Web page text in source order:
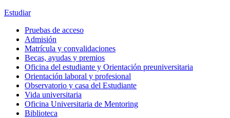
Estudiar
Pruebas de acceso
Admisión
Matrícula y convalidaciones
Becas, ayudas y premios
Oficina del estudiante y Orientación preuniversitaria
Orientación laboral y profesional
Observatorio y casa del Estudiante
Vida universitaria
Oficina Universitaria de Mentoring
Biblioteca